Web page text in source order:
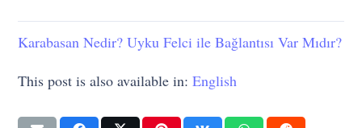
Karabasan Nedir? Uyku Felci ile Bağlantısı Var Mıdır?
This post is also available in:English